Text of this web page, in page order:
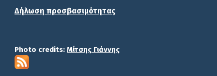
Δήλωση προσβασιμότητας
Photo credits: Μίτσης Γιάννης